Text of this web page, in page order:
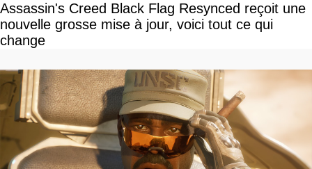
Assassin's Creed Black Flag Resynced reçoit une
nouvelle grosse mise à jour, voici tout ce qui
change